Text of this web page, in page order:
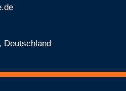
Deutschland